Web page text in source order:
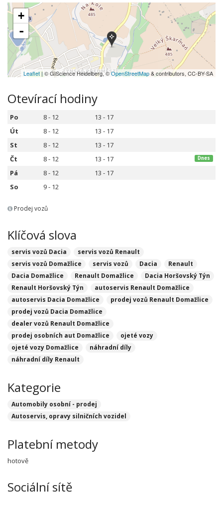
+
-
Leaflet | © GIScience Heidelberg, ©OpenStreetMap& contributors, CC-BY-SA
Otevírací hodiny
Po 8 - 12
13 - 17
Út
8 - 12
13 - 17
St
8 - 12
13 - 17
Čt
8 - 12 13 - 17 Dnes
Pá 8 - 12
13 - 17
So
9 - 12
Prodej vozů
Klíčová slova
servis vozů Dacia
servis vozů Renault
servis vozů Domažlice
servis vozů Dacia
Renault
Dacia Domažlice
Renault Domažlice
Dacia Horšovský Týn
Renault Horšovský Týn
autoservis Renault Domažlice
autoservis Dacia Domažlice
prodej vozů Renault Domažlice
prodej vozů Dacia Domažlice
dealer vozů Renault Domažlice
prodej osobních aut Domažlice
ojeté vozy
ojeté vozy Domažlice
náhradní díly
náhradní díly Renault
Kategorie
Automobily osobní - prodej
Autoservis, opravy silničních vozidel
Platební metody
hotově
Sociální sítě